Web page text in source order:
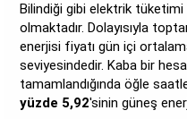
Bilindiği gibi elektrik
olmaktadır. Dolayısıyla
enerjisi fiyatı gün içi
seviyesindedir. Kaba bir
tamamlandığında öğle
yüzde 5,92'sinin güneş